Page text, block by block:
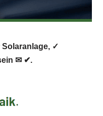
✓
✉ ✔.